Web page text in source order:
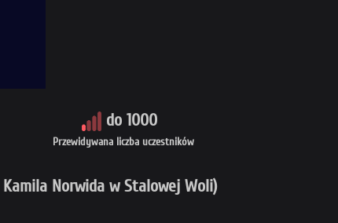
Przewidywana liczba uczestników
do 1000
Norwida w Stalowej Woli)